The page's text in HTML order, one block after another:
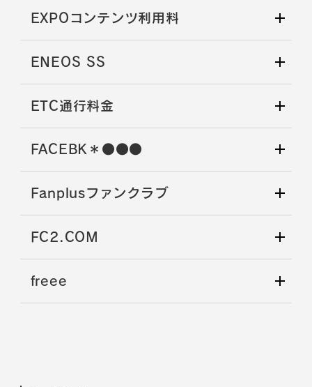
EXPOコンテンツ利用料
ENEOS SS
ETC通行料金
FACEBK＊●●●
Fanplusファンクラブ
FC2.COM
freee